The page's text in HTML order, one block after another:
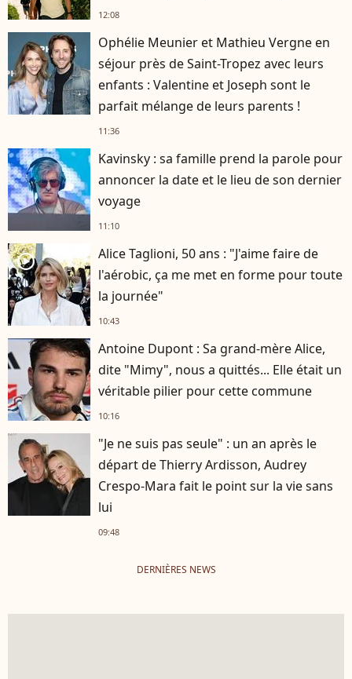
12:08
Ophélie Meunier et Mathieu Vergne en
séjour près de Saint-Tropez avec leurs
enfants : Valentine et Joseph sont le
parfait mélange de leurs parents !
11:36
Kavinsky : sa famille prend la parole pour
annoncer la date et le lieu de son dernier
voyage
11:10
player2
Alice Taglioni, 50 ans : "J'aime faire de
l'aérobic, ça me met en forme pour toute
la journée"
10:43
Antoine Dupont : Sa grand-mère Alice,
dite "Mimy", nous a quittés... Elle était un
véritable pilier pour cette commune
10:16
"Je ne suis pas seule" : un an après le
départ de Thierry Ardisson, Audrey
Crespo-Mara fait le point sur la vie sans
lui
09:48
DERNIÈRES NEWS